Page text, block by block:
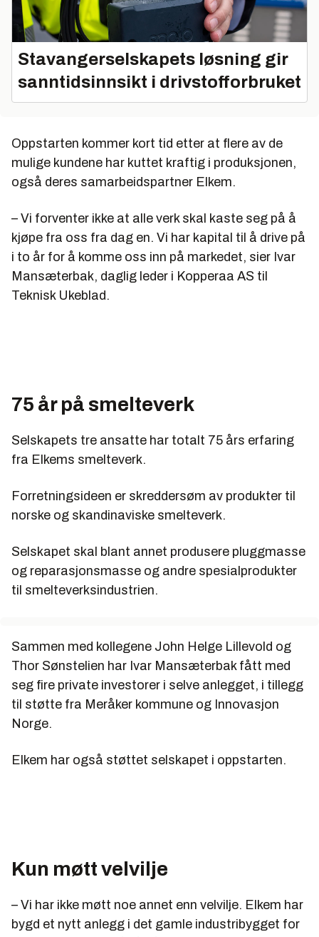
Stavangerselskapets løsning gir
sanntidsinnsikt i drivstofforbruket
Oppstarten kommer kort tid etter at flere av de
mulige kundene har kuttet kraftig i produksjonen,
også deres samarbeidspartner Elkem.
– Vi forventer ikke at alle verk skal kaste seg på å
kjøpe fra oss fra dag en. Vi har kapital til å drive på
i to år for å komme oss inn på markedet, sier Ivar
Mansæterbak, daglig leder i Kopperaa AS til
Teknisk Ukeblad.
75 år på smelteverk
Selskapets tre ansatte har totalt 75 års erfaring
fra Elkems smelteverk.
Forretningsideen er skreddersøm av produkter til
norske og skandinaviske smelteverk.
Selskapet skal blant annet produsere pluggmasse
og reparasjonsmasse og andre spesialprodukter
til smelteverksindustrien.
Sammen med kollegene John Helge Lillevold og
Thor Sønstelien har Ivar Mansæterbak fått med
seg fire private investorer i selve anlegget, i tillegg
til støtte fra Meråker kommune og Innovasjon
Norge.
Elkem har også støttet selskapet i oppstarten.
Kun møtt velvilje
– Vi har ikke møtt noe annet enn velvilje. Elkem har
bygd et nytt anlegg i det gamle industribygget for